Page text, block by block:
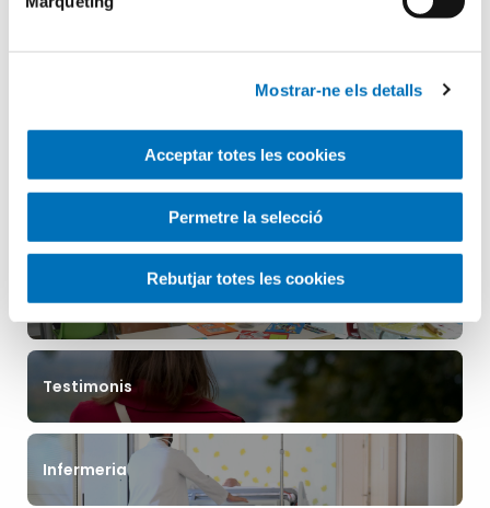
Mostrar-ne els detalls
Acceptar totes les cookies
Permetre la selecció
Rebutjar totes les cookies
Categories
Aula Hospitalària
Testimonis
Infermeria